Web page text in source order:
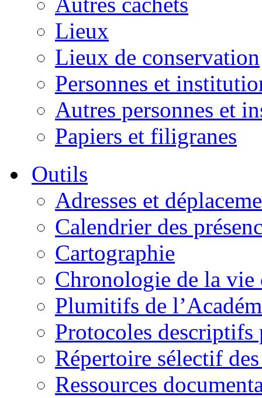
Lieux
Lieux de conservation
Personnes et
Autres personnes et
Papiers et filigranes
Outils
Adresses et
Calendrier des
Cartographie
Chronologie de la vie
Plumitifs de
Protocoles descriptifs
Répertoire sélectif
Ressources